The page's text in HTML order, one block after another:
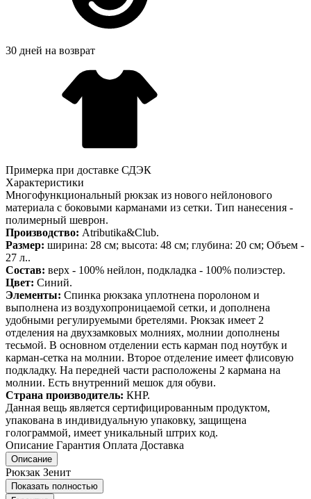
30 дней на возврат
Примерка при доставке СДЭК
Характеристики
Многофункциональный рюкзак из нового нейлонового
материала с боковыми карманами из сетки. Тип нанесения -
полимерный шеврон.
Производство: Atributika&Club.
Размер: ширина: 28 см; высота: 48 см; глубина: 20 см; Объем -
27 л..
Состав: верх - 100% нейлон, подкладка - 100% полиэстер.
Цвет: Синий.
Элементы: Спинка рюкзака уплотнена поролоном и
выполнена из воздухопроницаемой сетки, и дополнена
удобными регулируемыми бретелями. Рюкзак имеет 2
отделения на двухзамковых молниях, молнии дополнены
тесьмой. В основном отделении есть карман под ноутбук и
карман-сетка на молнии. Второе отделение имеет флисовую
подкладку. На передней части расположены 2 кармана на
молнии. Есть внутренний мешок для обуви.
Страна производитель: КНР.
Данная вещь является сертифицированным продуктом,
упакована в индивидуальную упаковку, защищена
голограммой, имеет уникальный штрих код.
Описание Гарантия Оплата Доставка
Описание
Рюкзак Зенит
Показать полностью